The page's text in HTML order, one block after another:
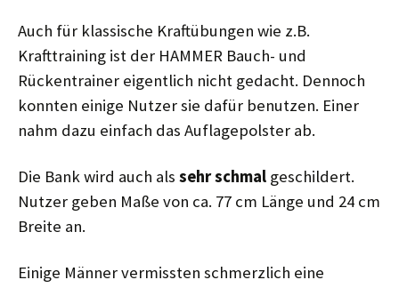
Auch für klassische Kraftübungen wie z.B.
Krafttraining ist der HAMMER Bauch- und
Rückentrainer eigentlich nicht gedacht. Dennoch
konnten einige Nutzer sie dafür benutzen. Einer
nahm dazu einfach das Auflagepolster ab.
Die Bank wird auch als sehr schmal geschildert.
Nutzer geben Maße von ca. 77 cm Länge und 24 cm
Breite an.
Einige Männer vermissten schmerzlich eine